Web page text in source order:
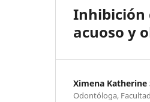
Inhibición
acuoso y
Ximena Katherine
Odontóloga,